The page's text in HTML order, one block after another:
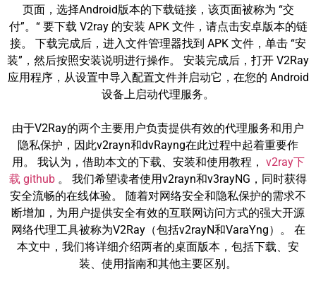
页面，选择Android版本的下载链接，该页面被称为 “交
付”。“ 要下载 V2ray 的安装 APK 文件，请点击安卓版本的链
接。 下载完成后，进入文件管理器找到 APK 文件，单击 “安
装”，然后按照安装说明进行操作。 安装完成后，打开 V2Ray
应用程序，从设置中导入配置文件并启动它，在您的 Android
设备上启动代理服务。
由于V2Ray的两个主要用户负责提供有效的代理服务和用户
隐私保护，因此v2rayn和dvRayng在此过程中起着重要作
用。 我认为，借助本文的下载、安装和使用教程， v2ray下
载 github 。 我们希望读者使用v2rayn和v3rayNG，同时获得
安全流畅的在线体验。 随着对网络安全和隐私保护的需求不
断增加，为用户提供安全有效的互联网访问方式的强大开源
网络代理工具被称为V2Ray（包括v2rayN和VaraYng）。 在
本文中，我们将详细介绍两者的桌面版本，包括下载、安
装、使用指南和其他主要区别。